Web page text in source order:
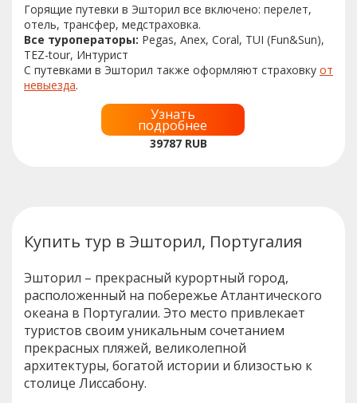
Горящие путевки в Эшторил все включено: перелет,
отель, трансфер, медстраховка.
Все туроператоры: Pegas, Anex, Coral, TUI (Fun&Sun),
TEZ-tour, Интурист
С путевками в Эшторил также оформляют страховку от
невыезда.
Узнать
подробнее
39787 RUB
Купить тур в Эшторил, Португалия
Эшторил – прекрасный курортный город,
расположенный на побережье Атлантического
океана в Португалии. Это место привлекает
туристов своим уникальным сочетанием
прекрасных пляжей, великолепной
архитектуры, богатой истории и близостью к
столице Лиссабону.